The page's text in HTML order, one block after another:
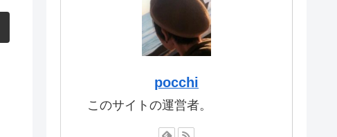
pocchi
このサイトの運営者。